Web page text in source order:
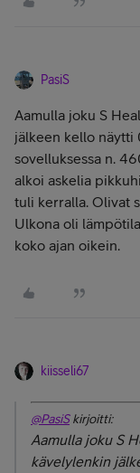
PasiS
Aamulla joku S
jälkeen kello näytti
sovelluksessa n.
alkoi askelia
tuli kerralla. Olivat
Ulkona oli
koko ajan oikein.
kiisseli67
@PasiSkirjoitti:
Aamulla joku S
kävelylenkin